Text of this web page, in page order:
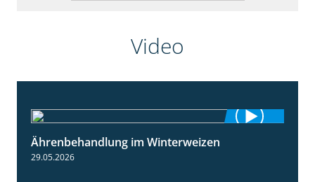
Video
Ährenbehandlung im Winterweizen
29.05.2026